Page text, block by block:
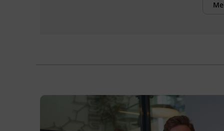
Skibindungen erklären.
Skibindungen fachgerecht montieren
und justieren.
die einschlägigen Sicherheitsnormen